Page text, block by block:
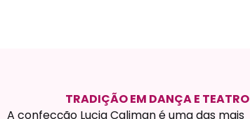
TRADIÇÃO EM DANÇA E TEATRO
A confecção Lucia Caliman é uma das mais